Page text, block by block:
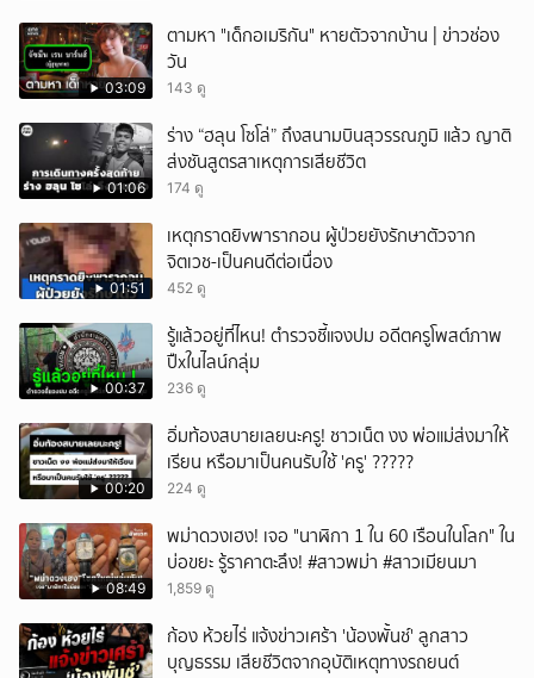
03:09
ตามหา "เด็กอเมริกัน" หายตัวจากบ้าน | ข่าวช่อง
วัน
143 ดู
01:06
ร่าง “ฮลุน โซโล่” ถึงสนามบินสุวรรณภูมิ แล้ว ญาติ
ส่งชันสูตรสาเหตุการเสียชีวิต
174 ดู
01:51
เหตุกราดยิvพารากอน ผู้ป่วยยังรักษาตัวจาก
จิตเวช-เป็นคนดีต่อเนื่อง
452 ดู
00:37
รู้แล้วอยู่ที่ไหน! ตำรวจชี้แจงปม อดีตครูโพสต์ภาพ
ปืxในไลน์กลุ่ม
236 ดู
00:20
อิ่มท้องสบายเลยนะครู! ชาวเน็ต งง พ่อแม่ส่งมาให้
เรียน หรือมาเป็นคนรับใช้ 'ครู' ?????
224 ดู
08:49
พม่าดวงเฮง! เจอ "นาฬิกา 1 ใน 60 เรือนในโลก" ใน
บ่อขยะ รู้ราคาตะลึง! #สาวพม่า #สาวเมียนมา
1,859 ดู
ก้อง ห้วยไร่ แจ้งข่าวเศร้า 'น้องพั้นช์' ลูกสาว
บุญธรรม เสียชีวิตจากอุบัติเหตุทางรถยนต์